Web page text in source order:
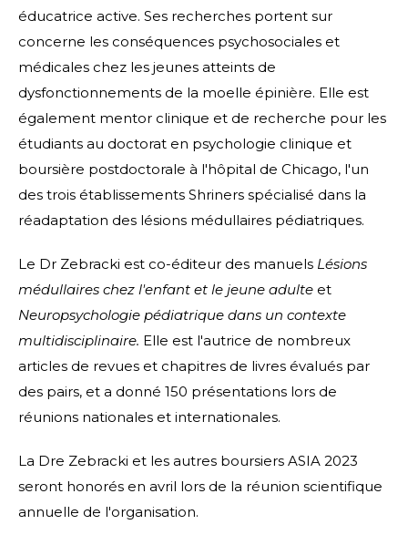
éducatrice active. Ses recherches portent sur
concerne les conséquences psychosociales et
médicales chez les jeunes atteints de
dysfonctionnements de la moelle épinière. Elle est
également mentor clinique et de recherche pour les
étudiants au doctorat en psychologie clinique et
boursière postdoctorale à l'hôpital de Chicago, l'un
des trois établissements Shriners spécialisé dans la
réadaptation des lésions médullaires pédiatriques.
Le Dr Zebracki est co-éditeur des manuels Lésions
médullaires chez l'enfant et le jeune adulte et
Neuropsychologie pédiatrique dans un contexte
multidisciplinaire. Elle est l'autrice de nombreux
articles de revues et chapitres de livres évalués par
des pairs, et a donné 150 présentations lors de
réunions nationales et internationales.
La Dre Zebracki et les autres boursiers ASIA 2023
seront honorés en avril lors de la réunion scientifique
annuelle de l'organisation.